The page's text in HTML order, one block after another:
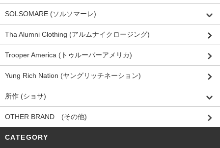
SOLSOMARE (ソルソマーレ)
Tha Alumni Clothing (アルムナイクロージング)
Trooper America (トゥルーパーアメリカ)
Yung Rich Nation (ヤングリッチネーション)
所作 (ショサ)
OTHER BRAND (その他)
CATEGORY